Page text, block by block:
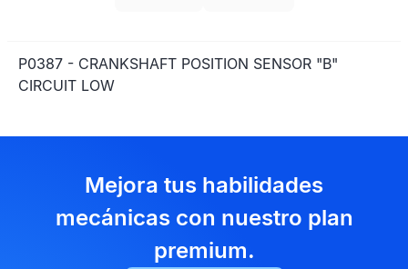
P0387 - CRANKSHAFT POSITION SENSOR "B"
CIRCUIT LOW
Mejora tus habilidades
mecánicas con nuestro plan
premium.